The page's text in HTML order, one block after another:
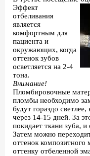
Эффект
отбеливания
является
комфортным для
пациента и
окружающих, когда
оттенок зубов
осветляется на 2-4
тона.
Внимание!
Пломбировочные
пломбы необходимо
будут гораздо
через 14-15 дней. За
покидает ткани зуба, и
Затем можно
оттенок композитного
оттенку отбеленной